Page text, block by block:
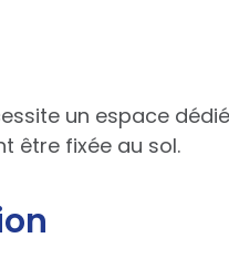
un espace
être fixée au sol.